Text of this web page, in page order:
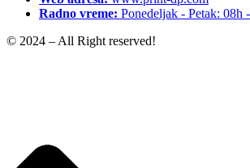
Radno vreme: Ponedeljak - Petak: 08h
© 2024 – All Right reserved!